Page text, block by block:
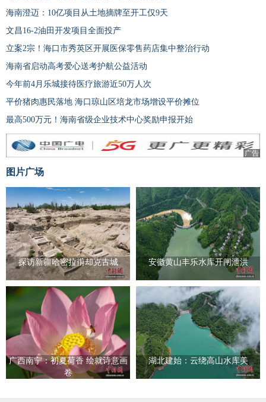
海南澄迈：10亿项目从土地摘牌至开工仅9天
文昌16-2油田开发项目全面投产
立案2宗！海口市秀英区开展医保零售药店集中整治行动
海南省启动高考爱心送考护航公益活动
今年前4月乐城接待医疗旅游近50万人次
平价猪肉惠民落地 海口琼山区培龙市场增设平价摊位
最高500万元！海南省级企业技术中心奖励申报开始
广告
图片广场
探访新疆哈密拉甫却克古城 安徽黄山丰乐水库开闸泄洪
广西南宁：初夏荷香 绘就诗意画
卷
湖北建始：云绕高山水库美